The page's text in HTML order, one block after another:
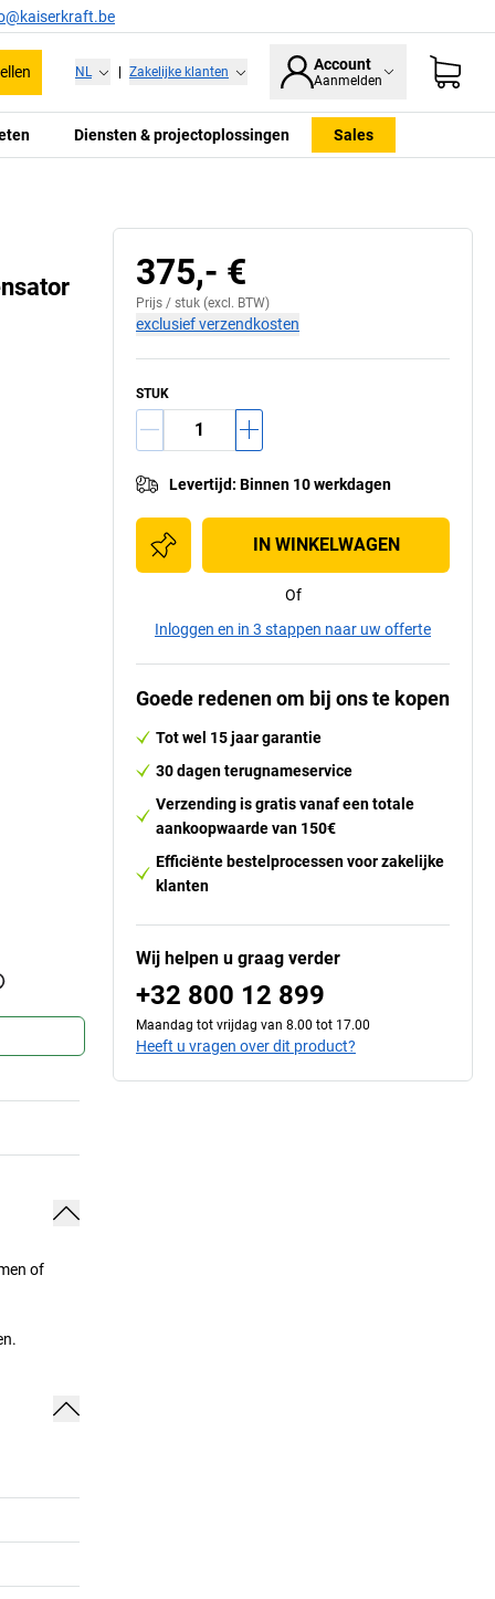
NL Zakelijke klanten Account
Aanmelden
Diensten & projectoplossingen Sales
of
375,- €
Prijs / stuk (excl. BTW)
exclusief verzendkosten
STUK
Levertijd: Binnen 10 werkdagen
IN WINKELWAGEN
Of
Inloggen en in 3 stappen naar uw offerte
Goede redenen om bij ons te kopen
Tot wel 15 jaar garantie
30 dagen terugnameservice
Verzending is gratis vanaf een totale
aankoopwaarde van 150€
Efficiënte bestelprocessen voor zakelijke
klanten
Wij helpen u graag verder
+32 800 12 899
Maandag tot vrijdag van 8.00 tot 17.00
Heeft u vragen over dit product?